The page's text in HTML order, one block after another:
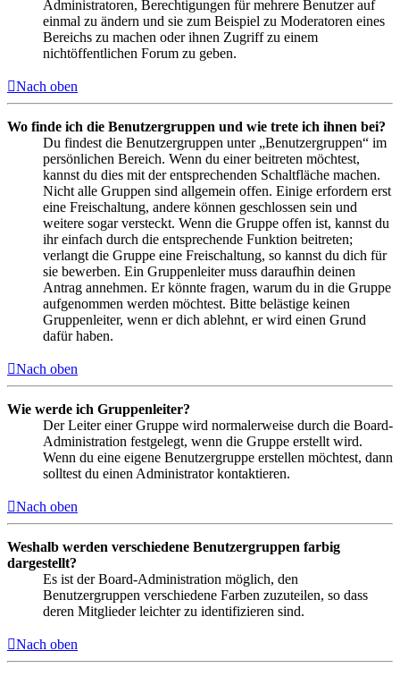
Administratoren, Berechtigungen für mehrere Benutzer auf
einmal zu ändern und sie zum Beispiel zu Moderatoren eines
Bereichs zu machen oder ihnen Zugriff zu einem
nichtöffentlichen Forum zu geben.
Nach oben
Wo finde ich die Benutzergruppen und wie trete ich ihnen bei?
Du findest die Benutzergruppen unter „Benutzergruppen“ im
persönlichen Bereich. Wenn du einer beitreten möchtest,
kannst du dies mit der entsprechenden Schaltfläche machen.
Nicht alle Gruppen sind allgemein offen. Einige erfordern erst
eine Freischaltung, andere können geschlossen sein und
weitere sogar versteckt. Wenn die Gruppe offen ist, kannst du
ihr einfach durch die entsprechende Funktion beitreten;
verlangt die Gruppe eine Freischaltung, so kannst du dich für
sie bewerben. Ein Gruppenleiter muss daraufhin deinen
Antrag annehmen. Er könnte fragen, warum du in die Gruppe
aufgenommen werden möchtest. Bitte belästige keinen
Gruppenleiter, wenn er dich ablehnt, er wird einen Grund
dafür haben.
Nach oben
Wie werde ich Gruppenleiter?
Der Leiter einer Gruppe wird normalerweise durch die Board-
Administration festgelegt, wenn die Gruppe erstellt wird.
Wenn du eine eigene Benutzergruppe erstellen möchtest, dann
solltest du einen Administrator kontaktieren.
Nach oben
Weshalb werden verschiedene Benutzergruppen farbig
dargestellt?
Es ist der Board-Administration möglich, den
Benutzergruppen verschiedene Farben zuzuteilen, so dass
deren Mitglieder leichter zu identifizieren sind.
Nach oben